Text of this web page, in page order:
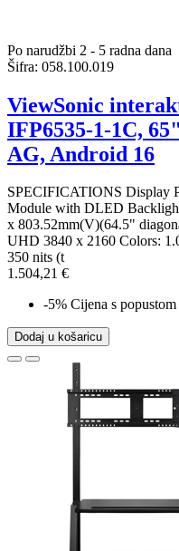
Po narudžbi 2 - 5 radna dana
Šifra: 058.100.019
ViewSonic
IFP6535-1-1C,
AG, Android 16
SPECIFICATIONS Display
Module with DLED
x 803.52mm(V)(64.5"
UHD 3840 x 2160 Colors:
350 nits (t
1.504,21 €
-5% Cijena s popustom
Dodaj u košaricu